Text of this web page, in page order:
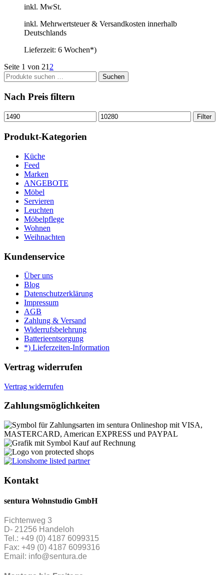
inkl. MwSt.
inkl. Mehrwertsteuer & Versandkosten innerhalb
Deutschlands
Lieferzeit: 6 Wochen*)
Seite 1 von 21 2
Suchen
nach:
Suchen
Nach Preis filtern
Min.
Preis
Max.
Preis
Filter
Produkt-Kategorien
Küche
Feed
Marken
ANGEBOTE
Möbel
Servieren
Leuchten
Möbelpflege
Wohnen
Weihnachten
Kundenservice
Über uns
Blog
Datenschutzerklärung
Impressum
AGB
Zahlung & Versand
Widerrufsbelehrung
Batterieentsorgung
*) Lieferzeiten-Information
Vertrag widerrufen
Vertrag widerrufen
Zahlungsmöglichkeiten
Kontakt
sentura Wohnstudio GmbH
Fichtenweg 3
D- 21256 Handeloh
Tel.: +49 (0) 4187 6099315
Fax: +49 (0) 4187 6099316
Email: info@sentura.de